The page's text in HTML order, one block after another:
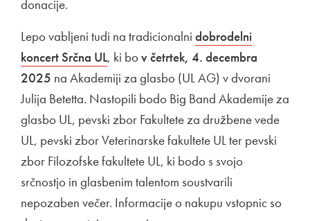
donacije.
Lepo vabljeni tudi na tradicionalni Zunanja povezava na
dobrodelni
koncert Srčna ULOdpira se v novem oknu
, ki bo v četrtek, 4. decembra
2025 na Akademiji za glasbo (UL AG) v dvorani
Julija Betetta. Nastopili bodo Big Band Akademije za
glasbo UL, pevski zbor Fakultete za družbene vede
UL, pevski zbor Veterinarske fakultete UL ter pevski
zbor Filozofske fakultete UL, ki bodo s svojo
srčnostjo in glasbenim talentom soustvarili
nepozaben večer. Informacije o nakupu vstopnic so